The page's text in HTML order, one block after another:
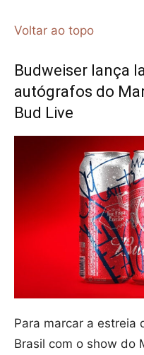
Voltar ao topo
Budweiser lança
autógrafos do
Bud Live
Para marcar a estreia
Brasil com o show do